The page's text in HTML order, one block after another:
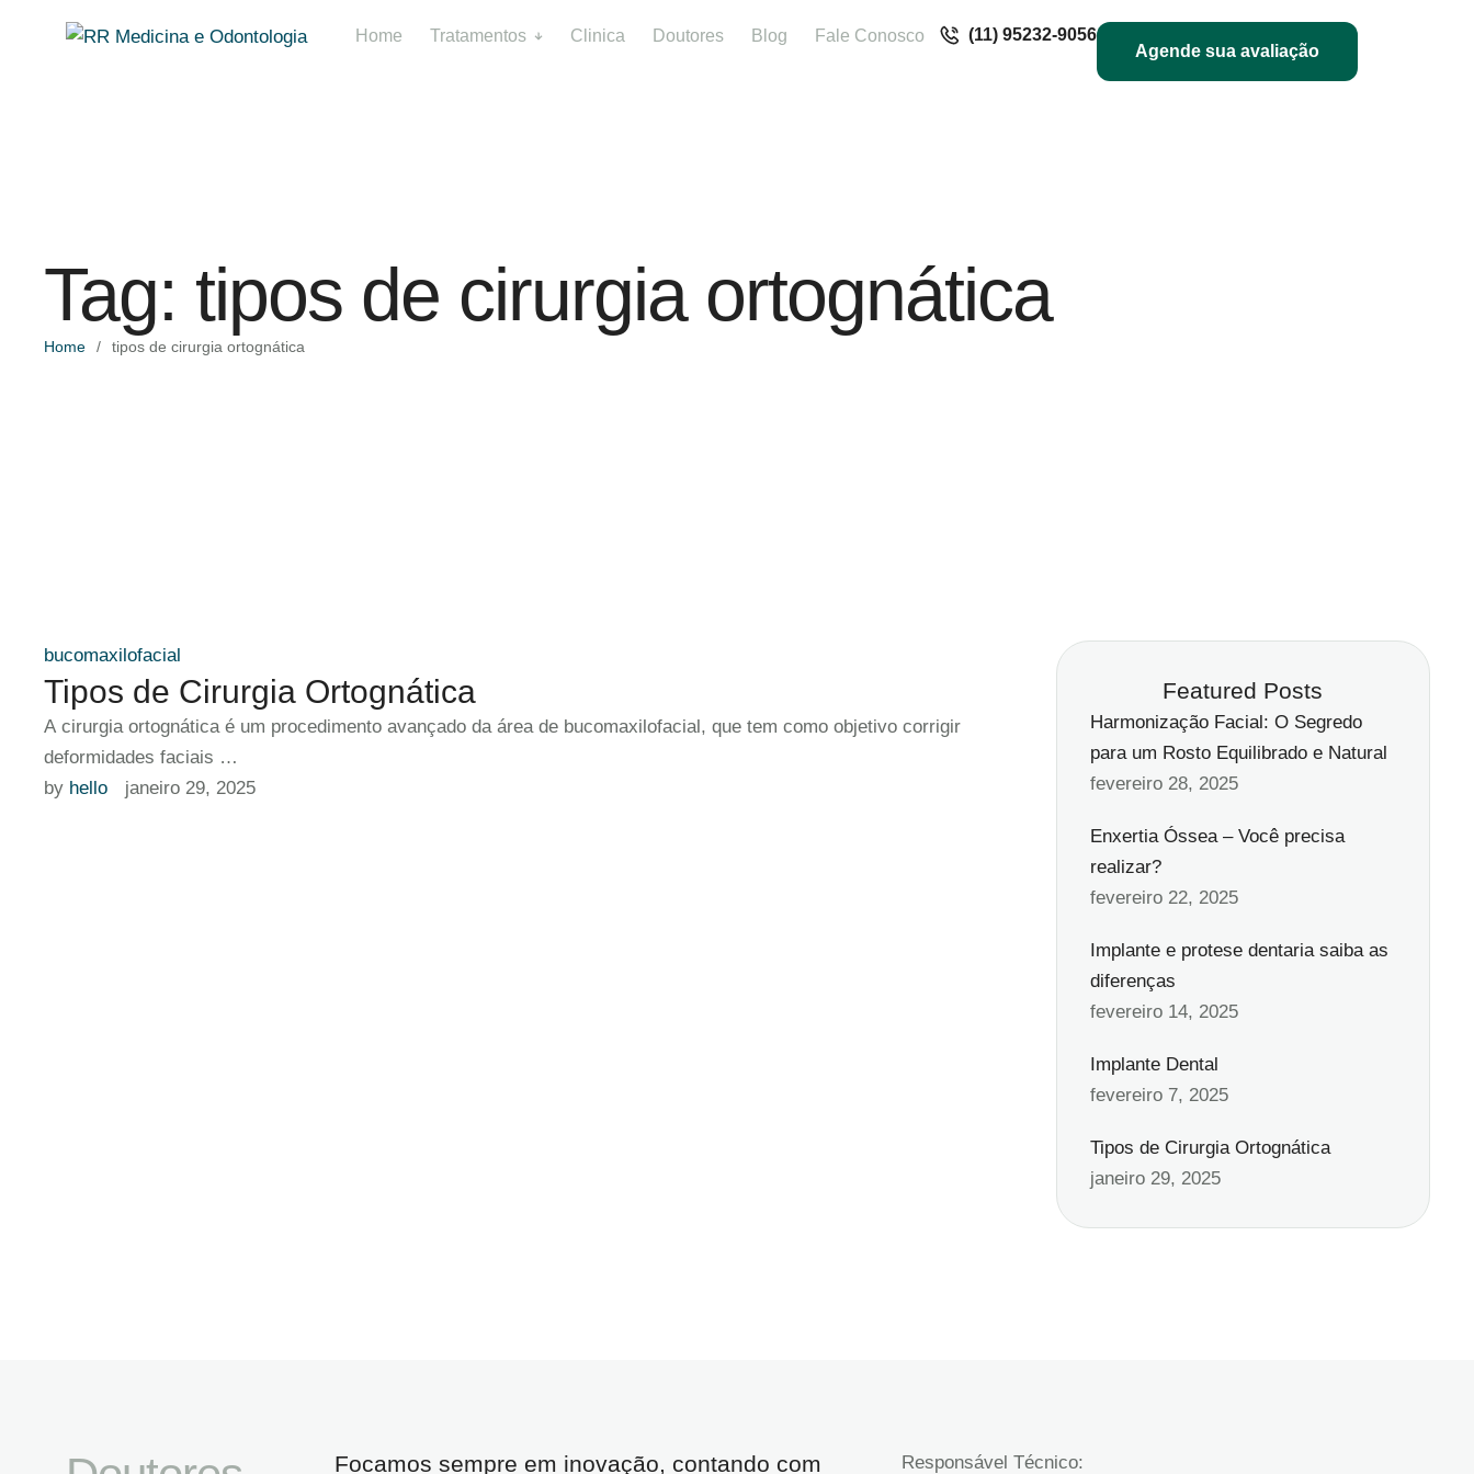
Home Tratamentos Clinica Doutores Blog Fale Conosco
(11) 95232-9056
Agende sua avaliação
Tag: tipos de cirurgia ortognática
Home / tipos de cirurgia ortognática
bucomaxilofacial
Tipos de Cirurgia Ortognática
A cirurgia ortognática é um procedimento avançado da área de bucomaxilofacial, que tem como objetivo corrigir
deformidades faciais …
by hello janeiro 29, 2025
Featured Posts
Harmonização Facial: O Segredo
para um Rosto Equilibrado e Natural
fevereiro 28, 2025
Enxertia Óssea – Você precisa
realizar?
fevereiro 22, 2025
Implante e protese dentaria saiba as
diferenças
fevereiro 14, 2025
Implante Dental
fevereiro 7, 2025
Tipos de Cirurgia Ortognática
janeiro 29, 2025
Focamos sempre em inovação, contando com Responsável Técnico: